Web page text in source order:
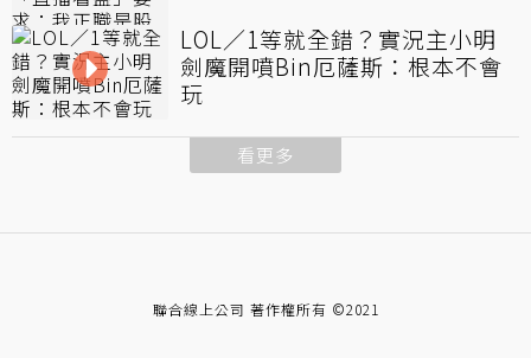
LOL／1等就全錯？實況主小明
劍魔開噴Bin厄薩斯：根本不會
玩
看更多
聯合線上公司 著作權所有 ©2021